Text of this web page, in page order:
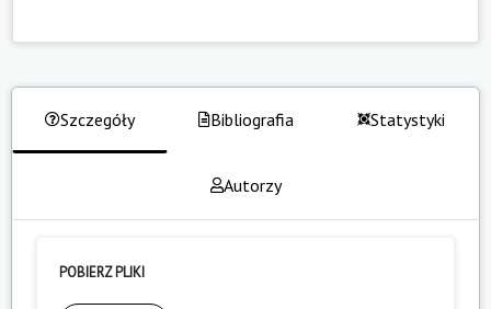
Szczegóły Bibliografia Statystyki
Autorzy
POBIERZ PLIKI